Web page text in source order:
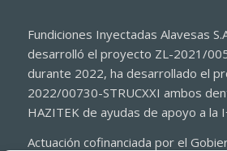
Fundiciones Inyectadas Alavesas
desarrolló el proyecto ZL-2021/
durante 2022, ha desarrollado el
2022/00730-STRUCXXI ambos
HAZITEK de ayudas de apoyo a la
Actuación cofinanciada por el